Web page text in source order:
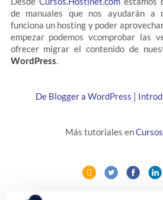
de manuales que nos ayudarán a
funciona un hosting y poder
empezar podemos vcomprobar las
ofrecer migrar el contenido de
WordPress.
De Blogger a WordPress |
Más tutoriales en